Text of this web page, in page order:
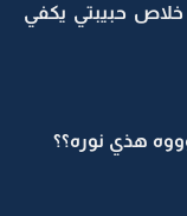
حبيبتي يكفي
هذي نوره؟؟